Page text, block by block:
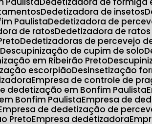
Dedetizadora de insetos
Paulista Dedetizadora de
de ratos Dedetizadora de
Dedetizadoras de percevejo
Descupinização de cupim de solo
em Ribeirão Preto
escorpião Desinsetização
Empresa de controle de
dedetização em Bonfim Paulista
Bonfim Paulista Empresa de
Empresa de dedetização de
Preto Empresa dedetizadora